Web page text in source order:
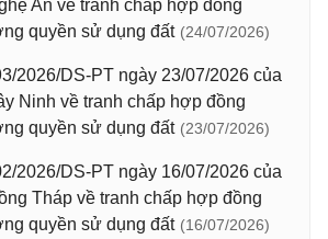
An về tranh chấp hợp đồng
quyền sử dụng đất (24/07/2026)
2026/DS-PT ngày 23/07/2026 của
Ninh về tranh chấp hợp đồng
quyền sử dụng đất (23/07/2026)
2026/DS-PT ngày 16/07/2026 của
Tháp về tranh chấp hợp đồng
quyền sử dụng đất (16/07/2026)